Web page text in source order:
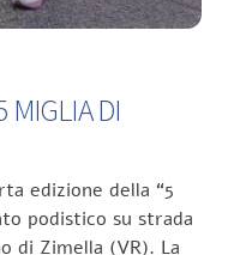
MIGLIA DI
edizione della “5
podistico su strada
di Zimella (VR). La